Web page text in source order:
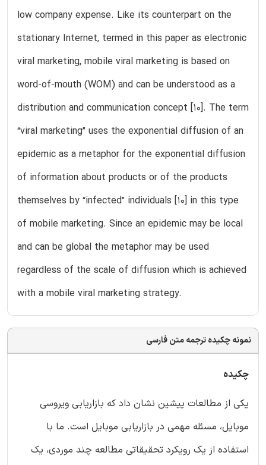
low company expense. Like its counterpart on the
stationary Internet, termed in this paper as electronic
viral marketing, mobile viral marketing is based on
word-of-mouth (WOM) and can be understood as a
distribution and communication concept [10]. The term
“viral marketing” uses the exponential diffusion of an
epidemic as a metaphor for the exponential diffusion
of information about products or of the products
themselves by “infected” individuals [10] in this type
of mobile marketing. Since an epidemic may be local
and can be global the metaphor may be used
regardless of the scale of diffusion which is achieved
with a mobile viral marketing strategy.
نمونه چکیده ترجمه متن فارسی
چکیده
یکی از مطالعات پیشین نشان داد که بازاریابی ویروسی
موبایل، مسئله مهمی در بازاریابی موبایل است. ما با
استفاده از یک رویکرد تحقیقاتی مطالعه چند موردی، یک